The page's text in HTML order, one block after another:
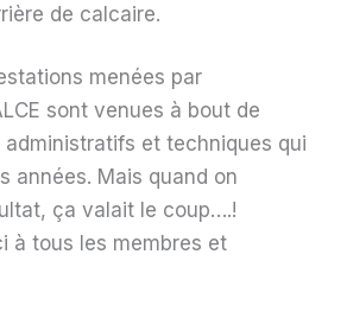
de calcaire.
menées par
sont venues à bout de
et techniques qui
années. Mais quand on
ça valait le coup….!
à tous les membres et